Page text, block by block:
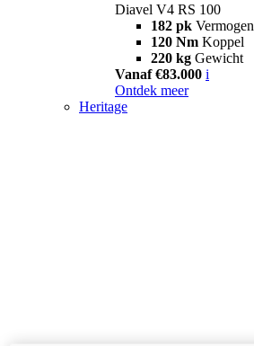
Diavel V4 RS 100
182 pk Vermogen
120 Nm Koppel
220 kg Gewicht
Vanaf €83.000 i
Ontdek meer
Heritage